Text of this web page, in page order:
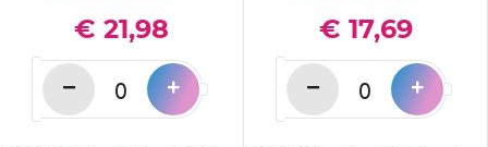
€ 21,98
− +
€ 17,69
− +